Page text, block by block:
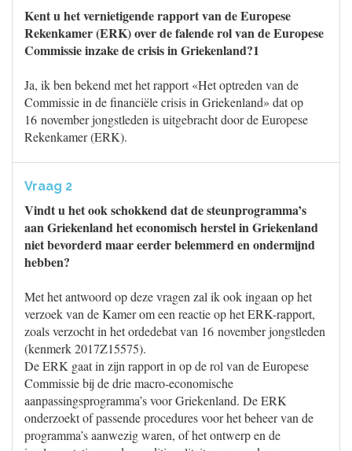
Kent u het vernietigende rapport van de Europese
Rekenkamer (ERK) over de falende rol van de Europese
Commissie inzake de crisis in Griekenland?1
Ja, ik ben bekend met het rapport «Het optreden van de
Commissie in de financiële crisis in Griekenland» dat op
16 november jongstleden is uitgebracht door de Europese
Rekenkamer (ERK).
Vraag 2
Vindt u het ook schokkend dat de steunprogramma’s
aan Griekenland het economisch herstel in Griekenland
niet bevorderd maar eerder belemmerd en ondermijnd
hebben?
Met het antwoord op deze vragen zal ik ook ingaan op het
verzoek van de Kamer om een reactie op het ERK-rapport,
zoals verzocht in het ordedebat van 16 november jongstleden
(kenmerk 2017Z15575).
De ERK gaat in zijn rapport in op de rol van de Europese
Commissie bij de drie macro-economische
aanpassingsprogramma’s voor Griekenland. De ERK
onderzoekt of passende procedures voor het beheer van de
programma’s aanwezig waren, of het ontwerp en de